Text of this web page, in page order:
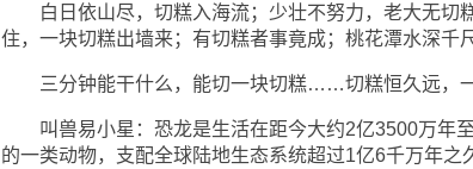
白日依山尽，切糕入海流；少壮不努力，老大无切
住，一块切糕出墙来；有切糕者事竟成；桃花潭水深千
三分钟能干什么，能切一块切糕……切糕恒久远，
叫兽易小星：恐龙是生活在距今大约2亿3500万年
的一类动物，支配全球陆地生态系统超过1亿6千万年之